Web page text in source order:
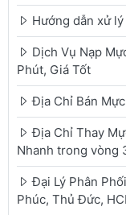
Hướng dẫn xử
Dịch Vụ Nạp
Phút, Giá Tốt
Địa Chỉ Bán
Địa Chỉ Thay
Nhanh trong vòng
Đại Lý Phân
Phúc, Thủ Đức,